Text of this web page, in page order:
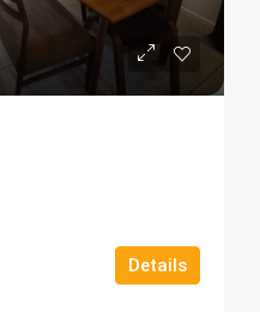
Details